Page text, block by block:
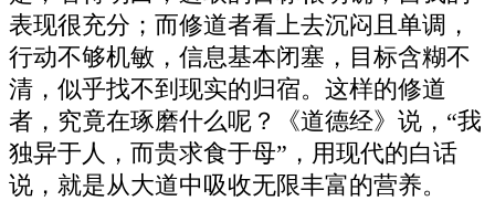
表现很充分；而修道者看上去沉闷且单调，
行动不够机敏，信息基本闭塞，目标含糊不
清，似乎找不到现实的归宿。这样的修道
者，究竟在琢磨什么呢？《道德经》说，“我
独异于人，而贵求食于母”，用现代的白话
说，就是从大道中吸收无限丰富的营养。